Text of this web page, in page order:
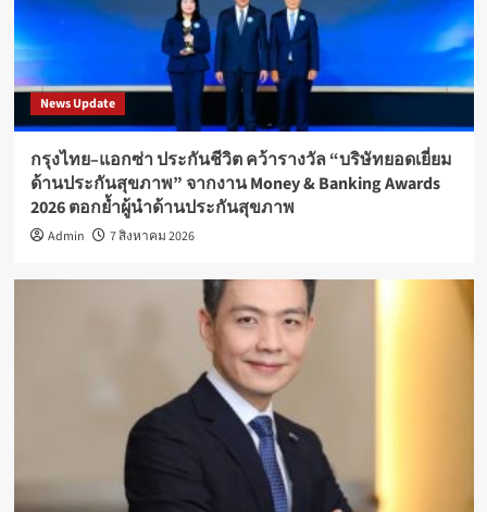
News Update
กรุงไทย–แอกซ่า ประกันชีวิต คว้ารางวัล “บริษัทยอดเยี่ยม
ด้านประกันสุขภาพ” จากงาน Money & Banking Awards
2026 ตอกย้ำผู้นำด้านประกันสุขภาพ
Admin 7 สิงหาคม 2026